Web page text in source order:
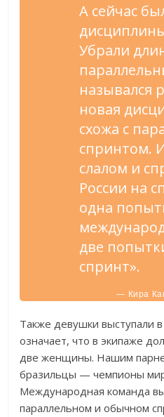
А сейчас
Убрали
назывался
новая
схожа с
спринтом.
слалом и
России на
одна
две
спринт».
— Кира
Также девушки выступали
означает, что в экипаже
две женщины. Нашим
бразильцы — чемпионы
Международная команда
параллельном и обычном